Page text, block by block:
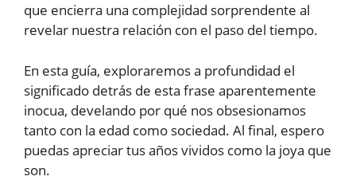
que encierra una complejidad sorprendente al
revelar nuestra relación con el paso del tiempo.
En esta guía, exploraremos a profundidad el
significado detrás de esta frase aparentemente
inocua, develando por qué nos obsesionamos
tanto con la edad como sociedad. Al final, espero
puedas apreciar tus años vividos como la joya que
son.